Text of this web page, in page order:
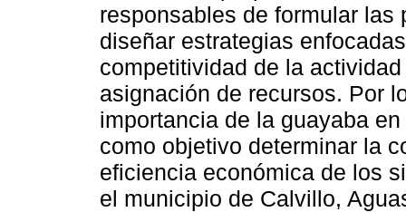
responsables de formular
diseñar estrategias
competitividad de la
asignación de recursos. Por
importancia de la guayaba
como objetivo determinar la
eficiencia económica de los
el municipio de Calvillo,